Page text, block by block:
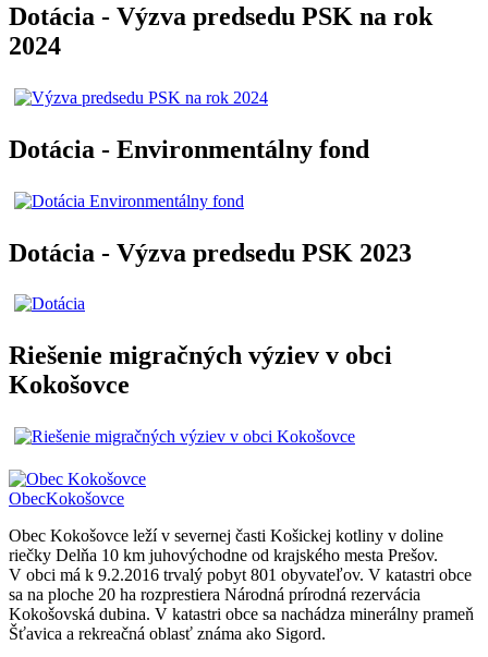
Dotácia - Výzva predsedu PSK na rok
2024
Dotácia - Environmentálny fond
Dotácia - Výzva predsedu PSK 2023
Riešenie migračných výziev v obci
Kokošovce
ObecKokošovce
Obec Kokošovce leží v severnej časti Košickej kotliny v doline
riečky Delňa 10 km juhovýchodne od krajského mesta Prešov.
V obci má k 9.2.2016 trvalý pobyt 801 obyvateľov. V katastri obce
sa na ploche 20 ha rozprestiera Národná prírodná rezervácia
Kokošovská dubina. V katastri obce sa nachádza minerálny prameň
Šťavica a rekreačná oblasť známa ako Sigord.